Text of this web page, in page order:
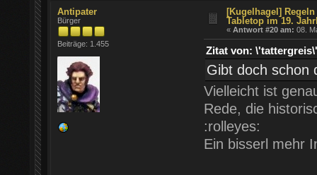
Antipater
Bürger
Beiträge: 1.455
[Kugelhagel]
Tabletop im 19.
«Antwort #20 am: 08.
Zitat von:
Gibt doch schon
Vielleicht ist
Rede, die
:rolleyes:
Ein bisserl mehr